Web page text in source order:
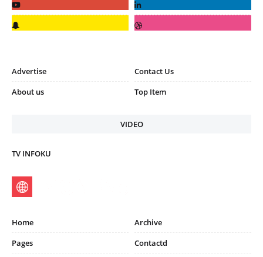
Advertise
Contact Us
About us
Top Item
VIDEO
TV INFOKU
Home
Archive
Pages
Contactd